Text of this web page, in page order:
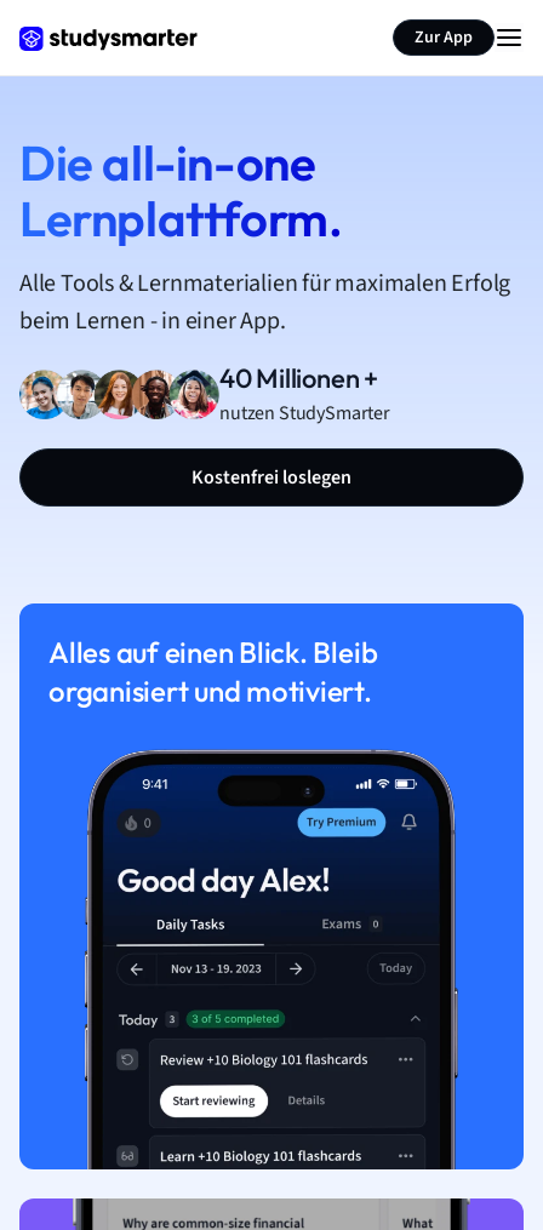
Zur App
Die all-in-one
Lernplattform.
Alle Tools & Lernmaterialien für maximalen Erfolg
beim Lernen - in einer App.
40 Millionen +
nutzen StudySmarter
Kostenfrei loslegen
Alles auf einen Blick. Bleib
organisiert und motiviert.